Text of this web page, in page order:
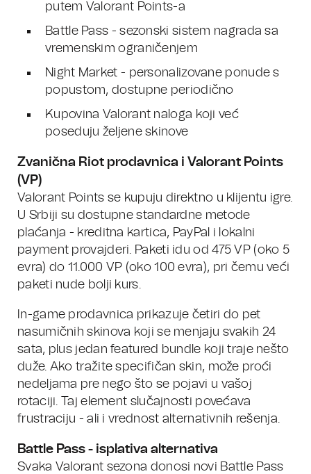
putem Valorant Points-a
Battle Pass - sezonski sistem nagrada sa
vremenskim ograničenjem
Night Market - personalizovane ponude s
popustom, dostupne periodično
Kupovina Valorant naloga koji već
poseduju željene skinove
Zvanična Riot prodavnica i Valorant Points
(VP)
Valorant Points se kupuju direktno u klijentu igre.
U Srbiji su dostupne standardne metode
plaćanja - kreditna kartica, PayPal i lokalni
payment provajderi. Paketi idu od 475 VP (oko 5
evra) do 11.000 VP (oko 100 evra), pri čemu veći
paketi nude bolji kurs.
In-game prodavnica prikazuje četiri do pet
nasumičnih skinova koji se menjaju svakih 24
sata, plus jedan featured bundle koji traje nešto
duže. Ako tražite specifičan skin, može proći
nedeljama pre nego što se pojavi u vašoj
rotaciji. Taj element slučajnosti povećava
frustraciju - ali i vrednost alternativnih rešenja.
Battle Pass - isplativa alternativa
Svaka Valorant sezona donosi novi Battle Pass